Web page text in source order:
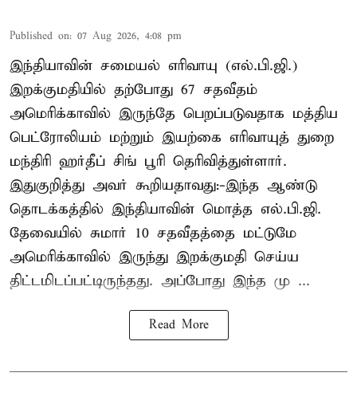
Published on: 07 Aug 2026, 4:08 pm
இந்தியாவின் சமையல் எரிவாயு (எல்.பி.ஜி.)
இறக்குமதியில் தற்போது 67 சதவீதம்
அமெரிக்காவில் இருந்தே பெறப்படுவதாக மத்திய
பெட்ரோலியம் மற்றும் இயற்கை எரிவாயுத் துறை
மந்திரி ஹர்தீப் சிங் பூரி தெரிவித்துள்ளார்.
இதுகுறித்து அவர் கூறியதாவது:-இந்த ஆண்டு
தொடக்கத்தில் இந்தியாவின் மொத்த எல்.பி.ஜி.
தேவையில் சுமார் 10 சதவீதத்தை மட்டுமே
அமெரிக்காவில் இருந்து இறக்குமதி செய்ய
திட்டமிடப்பட்டிருந்தது. அப்போது இந்த மு ...
Read More